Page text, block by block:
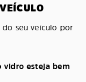
seu veículo por
vidro esteja bem